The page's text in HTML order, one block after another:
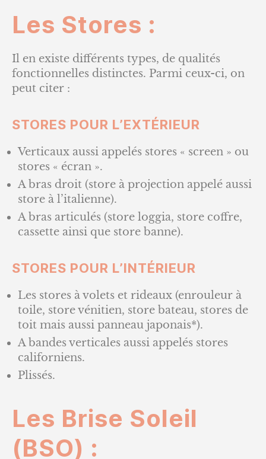
Les Stores :
Il en existe différents types, de qualités
fonctionnelles distinctes. Parmi ceux-ci, on
peut citer :
STORES POUR L’EXTÉRIEUR
Verticaux aussi appelés stores « screen » ou
stores « écran ».
A bras droit (store à projection appelé aussi
store à l’italienne).
A bras articulés (store loggia, store coffre,
cassette ainsi que store banne).
STORES POUR L’INTÉRIEUR
Les stores à volets et rideaux (enrouleur à
toile, store vénitien, store bateau, stores de
toit mais aussi panneau japonais*).
A bandes verticales aussi appelés stores
californiens.
Plissés.
Les Brise Soleil
(BSO) :